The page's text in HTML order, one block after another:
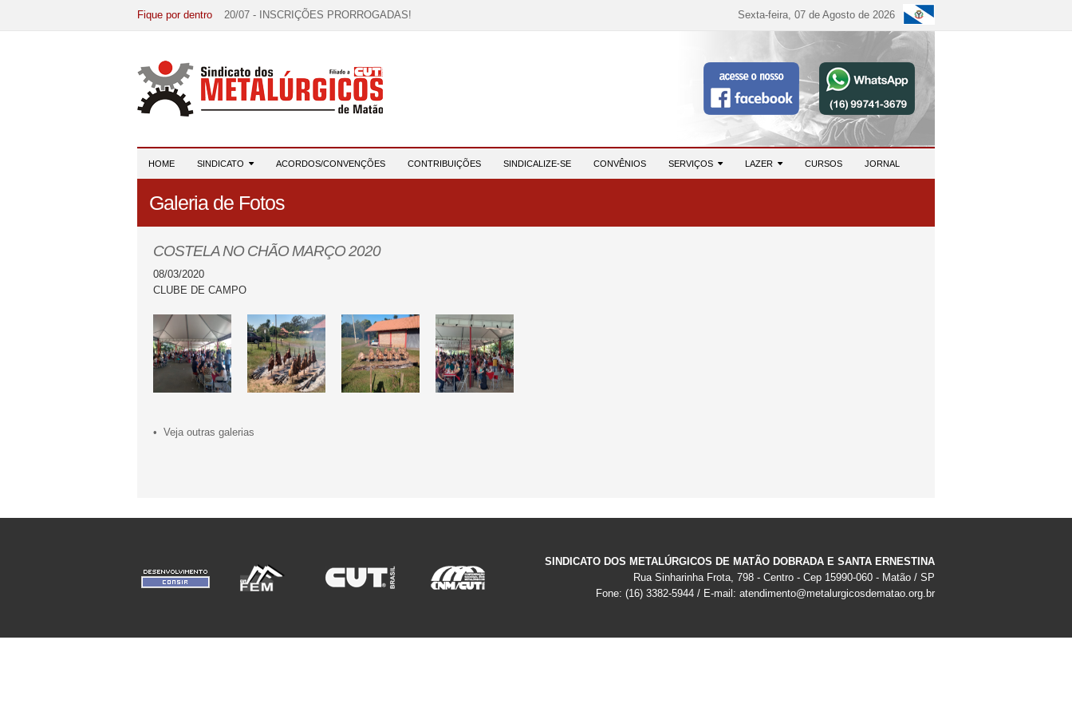
Fique por dentro 20/07 - INSCRIÇÕES PRORROGADAS!
07/07 - Increva-se! Link na descrição!
03/08 - DATA-BASE 2026: HORA DE UNIÃO E MOBILIZAÇÃO!
Sexta-feira, 07 de Agosto de 2026
HOME SINDICATO ACORDOS/CONVENÇÕES CONTRIBUIÇÕES SINDICALIZE-SE CONVÊNIOS SERVIÇOS LAZER CURSOS JORNAL
Galeria de Fotos
COSTELA NO CHÃO MARÇO 2020
08/03/2020
CLUBE DE CAMPO
• Veja outras galerias
SINDICATO DOS METALÚRGICOS DE MATÃO DOBRADA E SANTA ERNESTINA
Rua Sinharinha Frota, 798 - Centro - Cep 15990-060 - Matão / SP
Fone: (16) 3382-5944 / E-mail: atendimento@metalurgicosdematao.org.br